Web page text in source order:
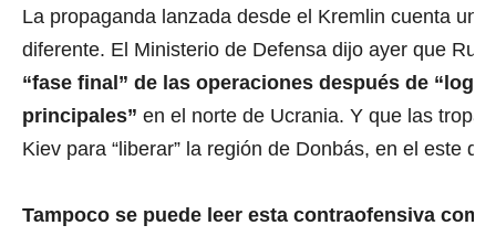
La propaganda lanzada desde el Kremlin cuenta
diferente. El Ministerio de Defensa dijo ayer que
“fase final” de las operaciones después de
principales” en el norte de Ucrania. Y que las
Kiev para “liberar” la región de Donbás, en el este
Tampoco se puede leer esta contraofensiva